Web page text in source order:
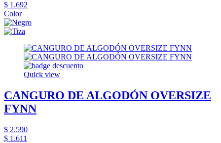
$ 1.692
Color
Quick view
CANGURO DE ALGODÓN OVERSIZE
FYNN
$ 2.590
$ 1.611